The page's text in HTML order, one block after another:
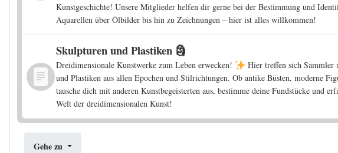
Kunstgeschichte! Unsere Mitglieder helfen dir gerne bei der Bestimmung und
Aquarellen über Ölbilder bis hin zu Zeichnungen – hier ist alles willkommen!
Skulpturen und Plastiken 🗿
Dreidimensionale Kunstwerke zum Leben erwecken!
Hier treffen sich Sammler
und Plastiken aus allen Epochen und Stilrichtungen. Ob antike Büsten, moderne
tausche dich mit anderen Kunstbegeisterten aus, bestimme deine Fundstücke und
Welt der dreidimensionalen Kunst!
Gehe zu